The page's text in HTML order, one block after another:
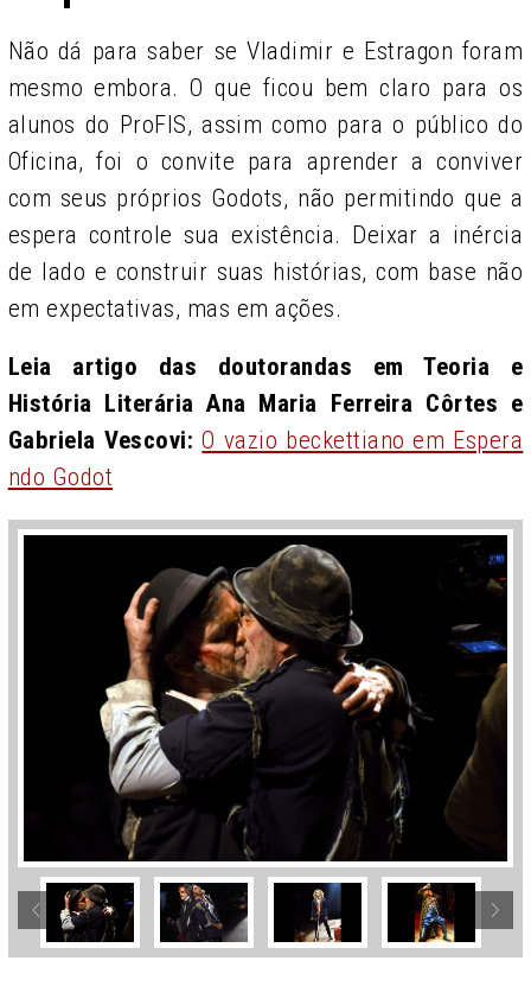
Não dá para saber se Vladimir e Estragon foram
mesmo embora. O que ficou bem claro para os
alunos do ProFIS, assim como para o público do
Oficina, foi o convite para aprender a conviver
com seus próprios Godots, não permitindo que a
espera controle sua existência. Deixar a inércia
de lado e construir suas histórias, com base não
em expectativas, mas em ações.
Leia artigo das doutorandas em Teoria e
História Literária Ana Maria Ferreira Côrtes e
Gabriela Vescovi:O vazio beckettiano em Espera
ndo Godot